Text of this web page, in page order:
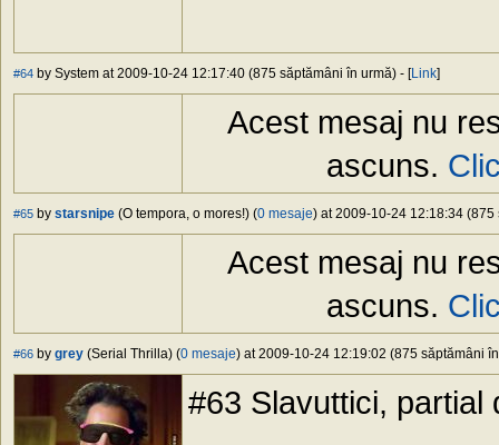
#64 by System at 2009-10-24 12:17:40 (875 săptămâni în urmă) - [Link]
Acest mesaj nu
ascuns.
#65 by starsnipe (O tempora, o mores!) (0 mesaje) at 2009-10-24 12:18:34 (875
Acest mesaj nu
ascuns.
#66 by grey (Serial Thrilla) (0 mesaje) at 2009-10-24 12:19:02 (875 săptămâni
#63 Slavuttici, partial